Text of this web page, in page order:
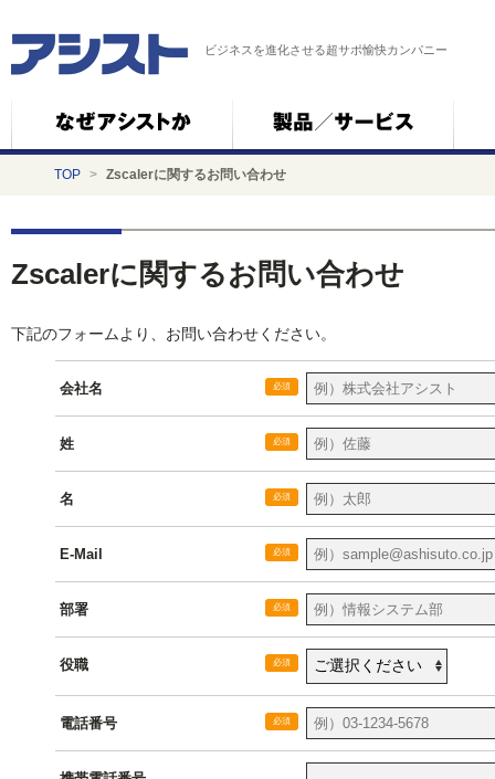
ビジネスを進化させる超サポ愉快カンパニー
TOP > Zscalerに関するお問い合わせ
Zscalerに関するお問い合わせ
下記のフォームより、お問い合わせください。